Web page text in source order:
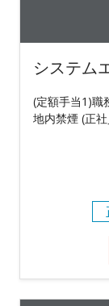
システム
(定額手当1)職
地内禁煙 (正